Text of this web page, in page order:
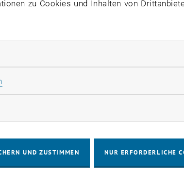
und Mechatronik
Mechanik fester Körper
9 / E325-02 / 5. Stock
zu Cookies und Inhalten von
Cookies zulassen
UND ZUSTIMMEN NUR ERFORDERLICHE